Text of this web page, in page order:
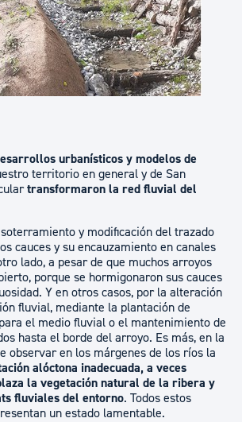
urbanísticos y modelos de
territorio en general y de San
transformaron la red fluvial del
y modificación del trazado
cauces y su encauzamiento en canales
lado, a pesar de que muchos arroyos
porque se hormigonaron sus cauces
Y en otros casos, por la alteración
fluvial, mediante la plantación de
el medio fluvial o el mantenimiento de
hasta el borde del arroyo. Es más, en la
observar en los márgenes de los ríos la
alóctona inadecuada, a veces
la vegetación natural de la ribera y
fluviales del entorno. Todos estos
un estado lamentable.